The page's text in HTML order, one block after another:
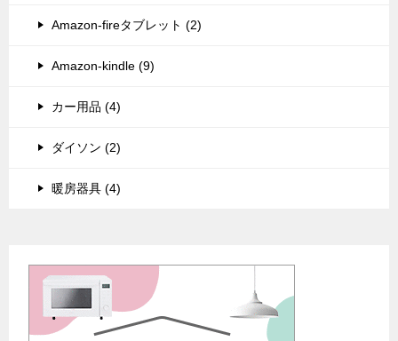
Amazon-fireタブレット (2)
Amazon-kindle (9)
カー用品 (4)
ダイソン (2)
暖房器具 (4)